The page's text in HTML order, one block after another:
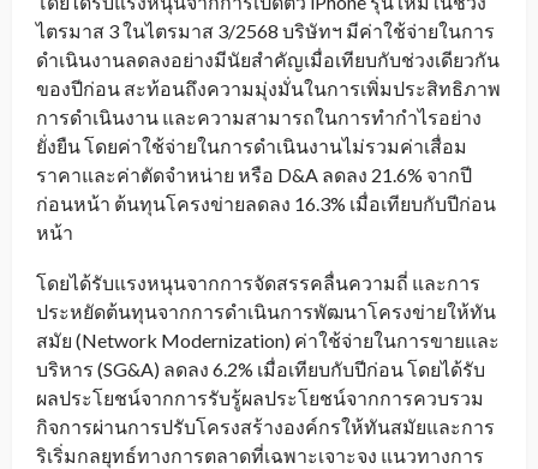
ไตรมาส 3 ในไตรมาส 3/2568 บริษัทฯ มีค่าใช้จ่ายในการ
ดำเนินงานลดลงอย่างมีนัยสำคัญเมื่อเทียบกับช่วงเดียวกัน
ของปีก่อน สะท้อนถึงความมุ่งมั่นในการเพิ่มประสิทธิภาพ
การดำเนินงาน และความสามารถในการทำกำไรอย่าง
ยั่งยืน โดยค่าใช้จ่ายในการดำเนินงานไม่รวมค่าเสื่อม
ราคาและค่าตัดจำหน่าย หรือ D&A ลดลง 21.6% จากปี
ก่อนหน้า ต้นทุนโครงข่ายลดลง 16.3% เมื่อเทียบกับปีก่อน
หน้า
โดยได้รับแรงหนุนจากการจัดสรรคลื่นความถี่ และการ
ประหยัดต้นทุนจากการดำเนินการพัฒนาโครงข่ายให้ทัน
สมัย (Network Modernization) ค่าใช้จ่ายในการขายและ
บริหาร (SG&A) ลดลง 6.2% เมื่อเทียบกับปีก่อน โดยได้รับ
ผลประโยชน์จากการรับรู้ผลประโยชน์จากการควบรวม
กิจการผ่านการปรับโครงสร้างองค์กรให้ทันสมัยและการ
ริเริ่มกลยุทธ์ทางการตลาดที่เฉพาะเจาะจง แนวทางการ